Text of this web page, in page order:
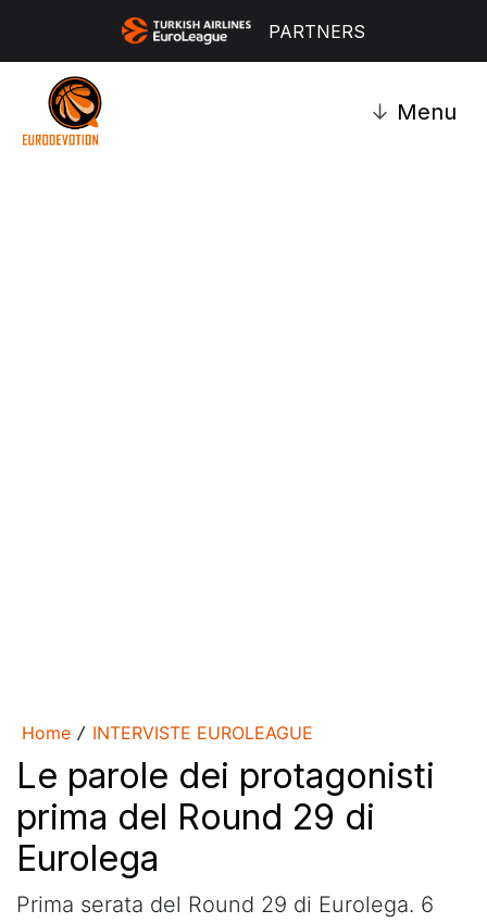
PARTNERS
↓ Menu
Home / INTERVISTE EUROLEAGUE
Le parole dei protagonisti
prima del Round 29 di
Eurolega
Prima serata del Round 29 di Eurolega. 6